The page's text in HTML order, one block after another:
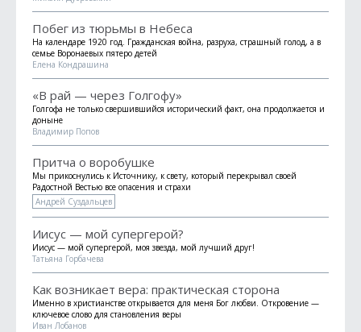
Побег из тюрьмы в Небеса
На календаре 1920 год. Гражданская война, разруха, страшный голод, а в
семье Воронаевых пятеро детей
Елена Кондрашина
«В рай — через Голгофу»
Голгофа не только свершившийся исторический факт, она продолжается и
доныне
Владимир Попов
Притча о воробушке
Мы прикоснулись к Источнику, к свету, который перекрывал своей
Радостной Вестью все опасения и страхи
Андрей Суздальцев
Иисус — мой супергерой?
Иисус — мой супергерой, моя звезда, мой лучший друг!
Татьяна Горбачева
Как возникает вера: практическая сторона
Именно в христианстве открывается для меня Бог любви. Откровение —
ключевое слово для становления веры
Иван Лобанов